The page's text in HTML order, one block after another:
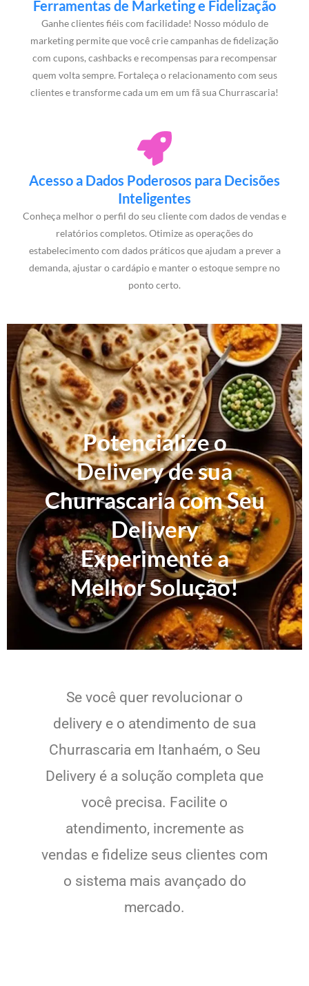
Ferramentas de Marketing e Fidelização
Ganhe clientes fiéis com facilidade! Nosso módulo de
marketing permite que você crie campanhas de fidelização
com cupons, cashbacks e recompensas para recompensar
quem volta sempre. Fortaleça o relacionamento com seus
clientes e transforme cada um em um fã sua Churrascaria!
Acesso a Dados Poderosos para Decisões
Inteligentes
Conheça melhor o perfil do seu cliente com dados de vendas e
relatórios completos. Otimize as operações do
estabelecimento com dados práticos que ajudam a prever a
demanda, ajustar o cardápio e manter o estoque sempre no
ponto certo.
Potencialize o
Delivery de sua
Churrascaria com Seu
Delivery
Experimente a
Melhor Solução!
Se você quer revolucionar o
delivery e o atendimento de sua
Churrascaria em Itanhaém, o Seu
Delivery é a solução completa que
você precisa. Facilite o
atendimento, incremente as
vendas e fidelize seus clientes com
o sistema mais avançado do
mercado.